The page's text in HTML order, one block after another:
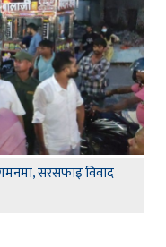
सरसफाइ विवाद